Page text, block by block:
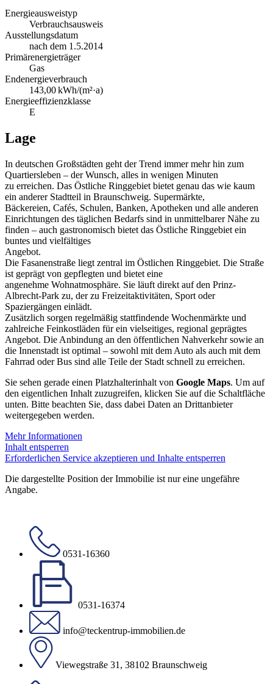
Energieausweistyp
Verbrauchs­ausweis
Ausstellungsdatum
nach dem 1.5.2014
Primärenergieträger
Gas
Endenergie­verbrauch
143,00 kWh/(m²·a)
Energie­effizienz­klasse
E
Lage
In deutschen Großstädten geht der Trend immer mehr hin zum
Quartiersleben – der Wunsch, alles in wenigen Minuten
zu erreichen. Das Östliche Ringgebiet bietet genau das wie kaum
ein anderer Stadtteil in Braunschweig. Supermärkte,
Bäckereien, Cafés, Schulen, Banken, Apotheken und alle anderen
Einrichtungen des täglichen Bedarfs sind in unmittelbarer Nähe zu
finden – auch gastronomisch bietet das Östliche Ringgebiet ein
buntes und vielfältiges
Angebot.
Die Fasanenstraße liegt zentral im Östlichen Ringgebiet. Die Straße
ist geprägt von gepflegten und bietet eine
angenehme Wohnatmosphäre. Sie läuft direkt auf den Prinz-
Albrecht-Park zu, der zu Freizeitaktivitäten, Sport oder
Spaziergängen einlädt.
Zusätzlich sorgen regelmäßig stattfindende Wochenmärkte und
zahlreiche Feinkostläden für ein vielseitiges, regional geprägtes
Angebot. Die Anbindung an den öffentlichen Nahverkehr sowie an
die Innenstadt ist optimal – sowohl mit dem Auto als auch mit dem
Fahrrad oder Bus sind alle Teile der Stadt schnell zu erreichen.
Sie sehen gerade einen Platzhalterinhalt von Google Maps. Um auf
den eigentlichen Inhalt zuzugreifen, klicken Sie auf die Schaltfläche
unten. Bitte beachten Sie, dass dabei Daten an Drittanbieter
weitergegeben werden.
Mehr Informationen
Inhalt entsperren
Erforderlichen Service akzeptieren und Inhalte entsperren
Die dargestellte Position der Immobilie ist nur eine ungefähre
Angabe.
0531-16360
0531-16374
info@teckentrup-immobilien.de
Viewegstraße 31, 38102 Braunschweig